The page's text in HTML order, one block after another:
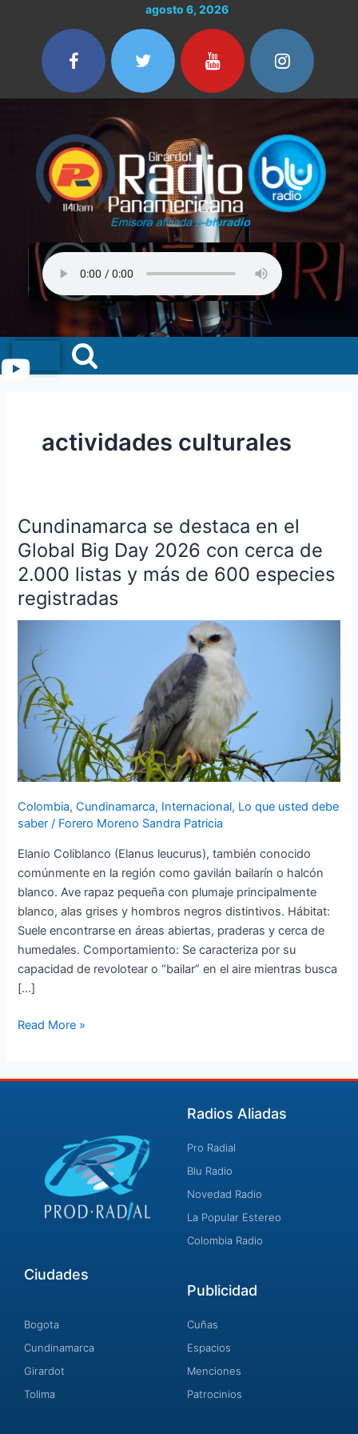
contenido
agosto 6, 2026
Menu
actividades culturales
Cundinamarca se destaca en el
Global Big Day 2026 con cerca de
2.000 listas y más de 600 especies
registradas
Colombia,Cundinamarca, Internacional, Lo que usted debe
saber / Forero Moreno Sandra Patricia
Elanio Coliblanco (Elanus leucurus), también conocido
comúnmente en la región como gavilán bailarín o halcón
blanco. Ave rapaz pequeña con plumaje principalmente
blanco, alas grises y hombros negros distintivos. Hábitat:
Suele encontrarse en áreas abiertas, praderas y cerca de
humedales. Comportamiento: Se caracteriza por su
capacidad de revolotear o “bailar” en el aire mientras busca
[…]
Cundinamarca
se
destaca
en
el
Global
Day
2026
con
cerca
listas
más
de
600
especies
registradas
Read More »
Radios Aliadas
Pro Radial
Blu Radio
Novedad Radio
La Popular Estereo
Colombia Radio
Ciudades
Bogota
Cundinamarca
Girardot
Tolima
Publicidad
Cuñas
Espacios
Menciones
Patrocinios